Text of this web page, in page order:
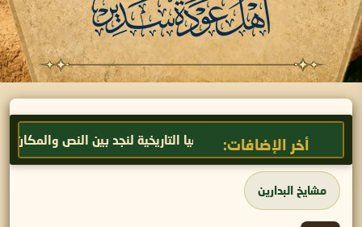
أخر الإضافات:عودة سدير الجغرافيا التاريخية لنجد بين النص والمكان
مشايخ البدارين